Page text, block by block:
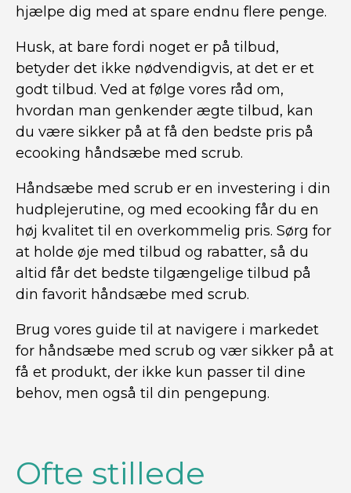
hjælpe dig med at spare endnu flere penge.
Husk, at bare fordi noget er på tilbud,
betyder det ikke nødvendigvis, at det er et
godt tilbud. Ved at følge vores råd om,
hvordan man genkender ægte tilbud, kan
du være sikker på at få den bedste pris på
ecooking håndsæbe med scrub.
Håndsæbe med scrub er en investering i din
hudplejerutine, og med ecooking får du en
høj kvalitet til en overkommelig pris. Sørg for
at holde øje med tilbud og rabatter, så du
altid får det bedste tilgængelige tilbud på
din favorit håndsæbe med scrub.
Brug vores guide til at navigere i markedet
for håndsæbe med scrub og vær sikker på at
få et produkt, der ikke kun passer til dine
behov, men også til din pengepung.
Ofte stillede